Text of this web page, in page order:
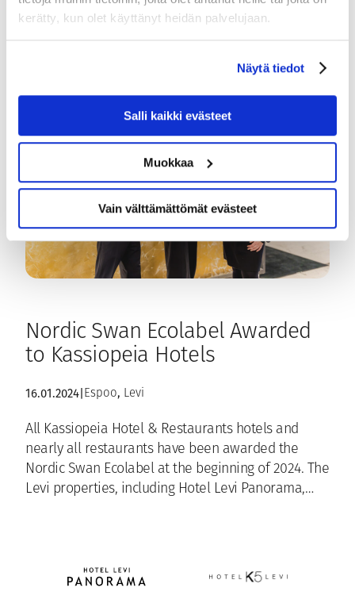
kerätty, kun olet käyttänyt heidän palvelujaan.
Näytä tiedot
Salli kaikki evästeet
Muokkaa
Vain välttämättömät evästeet
Finland (STF) label for several of its locations. The
label is being sought for Kassiopeia’s…
Nordic Swan Ecolabel Awarded
to Kassiopeia Hotels
16.01.2024 Espoo, Levi
All Kassiopeia Hotel & Restaurants hotels and
nearly all restaurants have been awarded the
Nordic Swan Ecolabel at the beginning of 2024. The
Levi properties, including Hotel Levi Panorama,…